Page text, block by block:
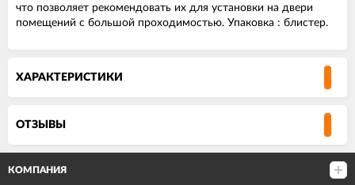
что позволяет рекомендовать их для установки на двери
помещений с большой проходимостью. Упаковка : блистер.
ХАРАКТЕРИСТИКИ
ОТЗЫВЫ
КОМПАНИЯ